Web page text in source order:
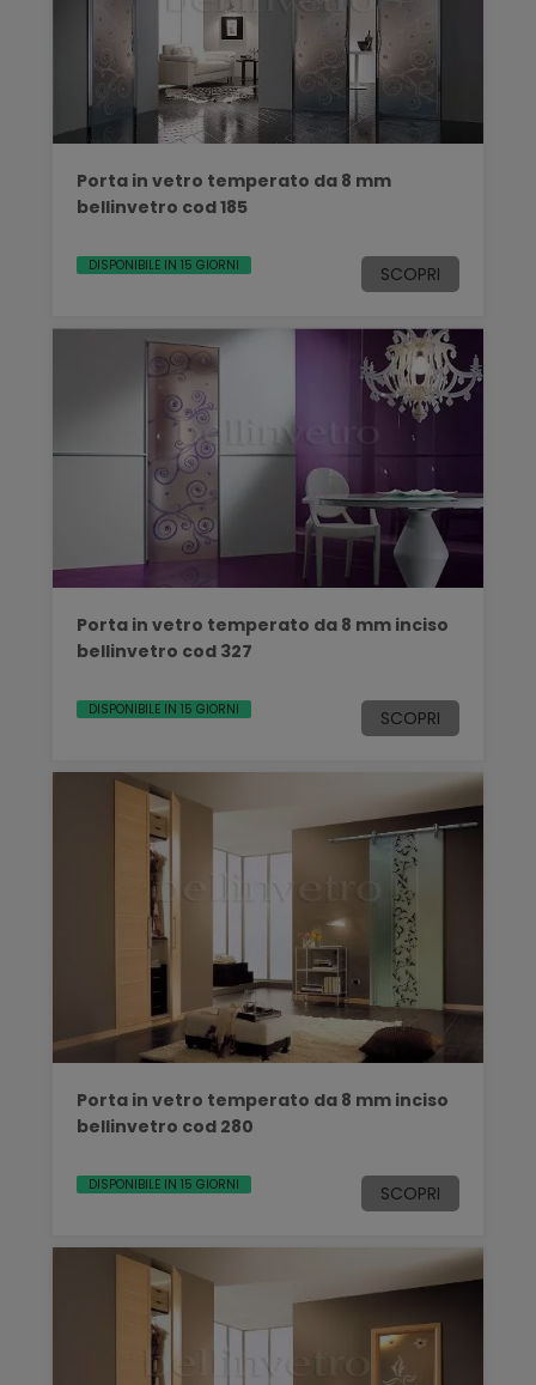
Porta in vetro temperato da 8 mm
bellinvetro cod 185
DISPONIBILE IN 15 GIORNI SCOPRI
Porta in vetro temperato da 8 mm inciso
bellinvetro cod 327
DISPONIBILE IN 15 GIORNI SCOPRI
Porta in vetro temperato da 8 mm inciso
bellinvetro cod 280
DISPONIBILE IN 15 GIORNI SCOPRI